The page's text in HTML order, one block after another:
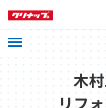
木
リフ